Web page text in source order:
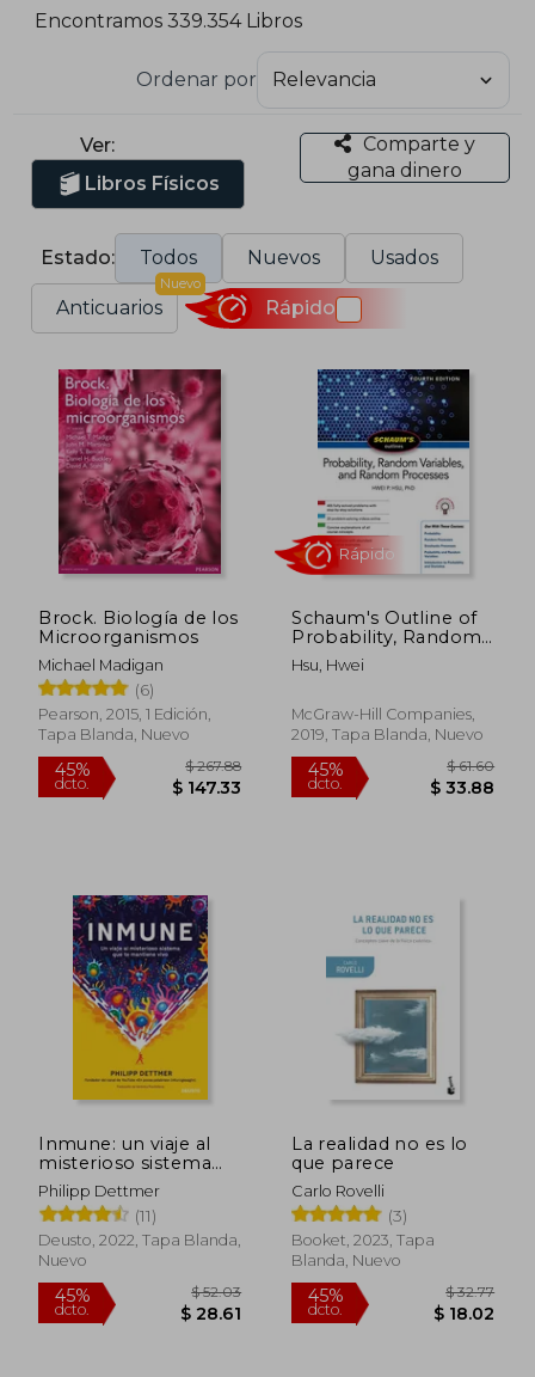
Encontramos 339.354 Libros
Ordenar por
Ver:
Libros Físicos
Comparte y
gana dinero
Estado: Todos Nuevos Usados
Anticuarios
Nuevo
Rápido
Brock. Biología de los
Microorganismos
Michael Madigan
(6)
Pearson, 2015, 1 Edición,
Tapa Blanda, Nuevo
45%
dcto.
$ 267.88
$ 147.33
Schaum's Outline of
Probability, Random
Variables, and
Random Processes,
Inglés)
Hsu, Hwei
McGraw-Hill Companies,
2019, Tapa Blanda, Nuevo
45%
dcto.
Inmune: un viaje al
misterioso sistema
que te mantiene vivo
Philipp Dettmer
(11)
Deusto, 2022, Tapa Blanda,
Nuevo
La realidad no es lo
que parece
Carlo Rovelli
(3)
Booket, 2023, Tapa
Blanda, Nuevo